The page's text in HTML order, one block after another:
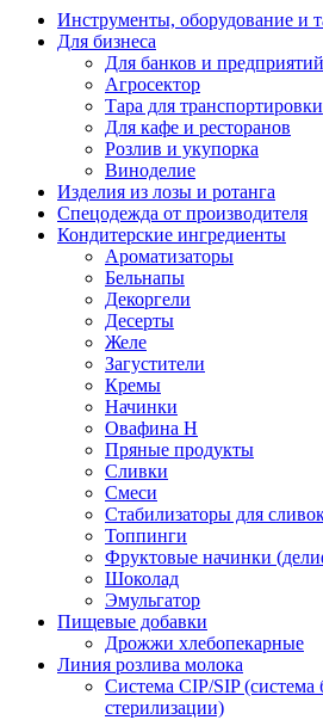
Инструменты, оборудование и
Для бизнеса
Для банков и предприятий
Агросектор
Тара для транспортировки
Для кафе и ресторанов
Розлив и укупорка
Виноделие
Изделия из лозы и ротанга
Спецодежда от производителя
Кондитерские ингредиенты
Ароматизаторы
Бельнапы
Декоргели
Десерты
Желe
Загустители
Кремы
Начинки
Овафина Н
Пряные продукты
Сливки
Смеси
Стабилизаторы для
Топпинги
Фруктовые начинки
Шоколад
Эмульгатор
Пищевые добавки
Дрожжи хлебопекарные
Линия розлива молока
Система CIP/SIP (система
стерилизации)